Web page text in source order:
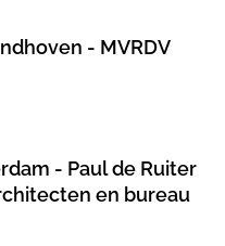
- MVRDV
- Paul de Ruiter
en bureau